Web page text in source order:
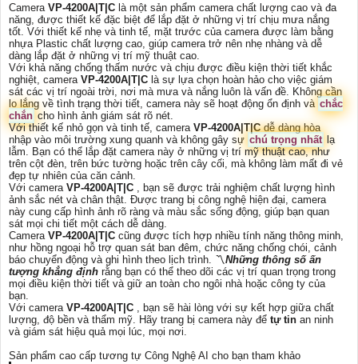
Camera VP-4200A|T|C là một sản phẩm camera chất lượng cao và đa
năng, được thiết kế đặc biệt để lắp đặt ở những vị trí chịu mưa nắng
tốt. Với thiết kế nhẹ và tinh tế, mặt trước của camera được làm bằng
nhựa Plastic chất lượng cao, giúp camera trở nên nhẹ nhàng và dễ
dàng lắp đặt ở những vị trí mỹ thuật cao.
Với khả năng chống thấm nước và chịu được điều kiện thời tiết khắc
nghiệt, camera VP-4200A|T|C là sự lựa chọn hoàn hảo cho việc giám
sát các vị trí ngoài trời, nơi mà mưa và nắng luôn là vấn đề. Không cần
lo lắng về tình trạng thời tiết, camera này sẽ hoạt động ổn định và chắc
chắn cho hình ảnh giám sát rõ nét.
Với thiết kế nhỏ gọn và tinh tế, camera VP-4200A|T|Cdễ dàng hòa
nhập vào môi trường xung quanh và không gây sự chú trọng nhất lạ
lẫm. Bạn có thể lắp đặt camera này ở những vị trí mỹ thuật cao, như
trên cột đèn, trên bức tường hoặc trên cây cối, mà không làm mất đi vẻ
đẹp tự nhiên của căn cảnh.
Với camera VP-4200A|T|C
, bạn sẽ được trải nghiệm chất lượng hình
ảnh sắc nét và chân thật. Được trang bị công nghệ hiện đại, camera
này cung cấp hình ảnh rõ ràng và màu sắc sống động, giúp bạn quan
sát mọi chi tiết một cách dễ dàng.
Camera VP-4200A|T|C cũng được tích hợp nhiều tính năng thông minh,
như hồng ngoại hỗ trợ quan sát ban đêm, chức năng chống chói, cảnh
báo chuyển động và ghi hình theo lịch trình. 〽Những thông số ấn
tượng khẳng định rằng bạn có thể theo dõi các vị trí quan trọng trong
mọi điều kiện thời tiết và giữ an toàn cho ngôi nhà hoặc công ty của
bạn.
Với camera VP-4200A|T|C
, bạn sẽ hài lòng với sự kết hợp giữa chất
lượng, độ bền và thẩm mỹ. Hãy trang bị camera này để tự tin an ninh
và giám sát hiệu quả mọi lúc, mọi nơi.
Sản phẩm cao cấp tương tự Công Nghệ AI cho bạn tham khảo